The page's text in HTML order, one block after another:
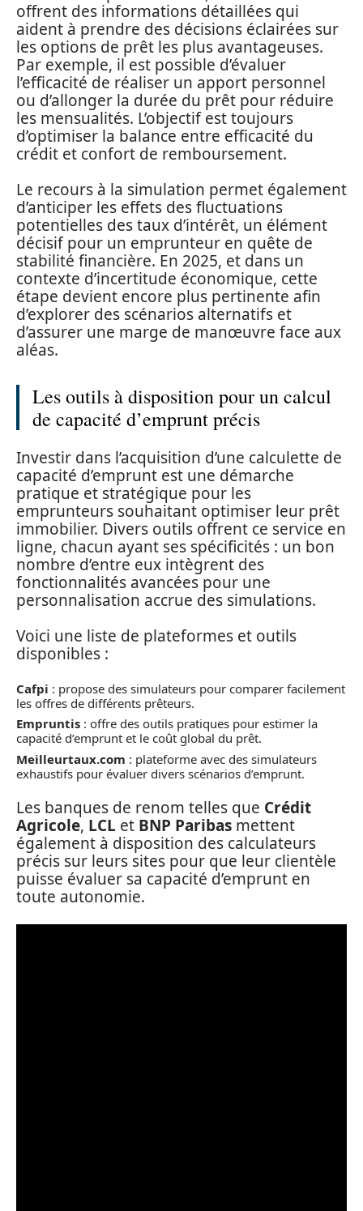
offrent des informations détaillées qui
aident à prendre des décisions éclairées sur
les options de prêt les plus avantageuses.
Par exemple, il est possible d’évaluer
l’efficacité de réaliser un apport personnel
ou d’allonger la durée du prêt pour réduire
les mensualités. L’objectif est toujours
d’optimiser la balance entre efficacité du
crédit et confort de remboursement.
Le recours à la simulation permet également
d’anticiper les effets des fluctuations
potentielles des taux d’intérêt, un élément
décisif pour un emprunteur en quête de
stabilité financière. En 2025, et dans un
contexte d’incertitude économique, cette
étape devient encore plus pertinente afin
d’explorer des scénarios alternatifs et
d’assurer une marge de manœuvre face aux
aléas.
Les outils à disposition pour un calcul
de capacité d’emprunt précis
Investir dans l’acquisition d’une calculette de
capacité d’emprunt est une démarche
pratique et stratégique pour les
emprunteurs souhaitant optimiser leur prêt
immobilier. Divers outils offrent ce service en
ligne, chacun ayant ses spécificités : un bon
nombre d’entre eux intègrent des
fonctionnalités avancées pour une
personnalisation accrue des simulations.
Voici une liste de plateformes et outils
disponibles :
Cafpi : propose des simulateurs pour comparer facilement
les offres de différents prêteurs.
Empruntis : offre des outils pratiques pour estimer la
capacité d’emprunt et le coût global du prêt.
Meilleurtaux.com : plateforme avec des simulateurs
exhaustifs pour évaluer divers scénarios d’emprunt.
Les banques de renom telles que Crédit
Agricole, LCL et BNP Paribas mettent
également à disposition des calculateurs
précis sur leurs sites pour que leur clientèle
puisse évaluer sa capacité d’emprunt en
toute autonomie.